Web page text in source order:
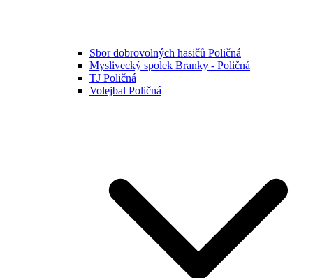
Sbor dobrovolných hasičů Poličná
Myslivecký spolek Branky - Poličná
TJ Poličná
Volejbal Poličná